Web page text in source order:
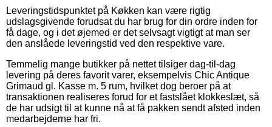
Leveringstidspunktet på Køkken kan være rigtig
udslagsgivende forudsat du har brug for din ordre inden for
få dage, og i det øjemed er det selvsagt vigtigt at man ser
den anslåede leveringstid ved den respektive vare.
Temmelig mange butikker på nettet tilsiger dag-til-dag
levering på deres favorit varer, eksempelvis Chic Antique
Grimaud gl. Kasse m. 5 rum, hvilket dog beroer på at
transaktionen realiseres forud for et fastslået klokkeslæt, så
de har udsigt til at kunne nå at få pakken sendt afsted inden
medarbejderne har fri.